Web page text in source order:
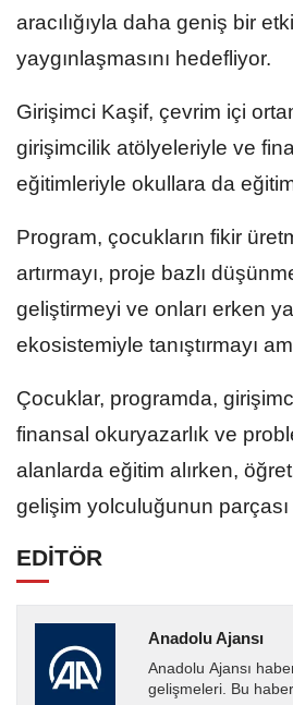
aracılığıyla daha geniş bir
yaygınlaşmasını hedefliyor.
Girişimci Kaşif, çevrim içi
girişimcilik atölyeleriyle ve
eğitimleriyle okullara da
Program, çocukların fikir
artırmayı, proje bazlı
geliştirmeyi ve onları erken
ekosistemiyle tanıştırmayı
Çocuklar, programda,
finansal okuryazarlık ve
alanlarda eğitim alırken,
gelişim yolculuğunun
EDİTÖR
Anadolu Ajansı
Anadolu Ajansı
gelişmeleri. Bu